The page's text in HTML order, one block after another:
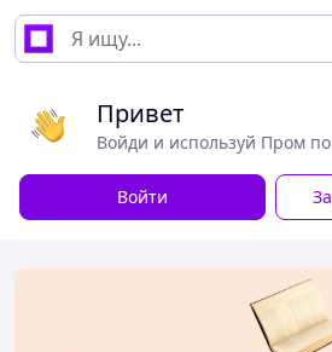
Привет
Войди и используй Пром
Войти